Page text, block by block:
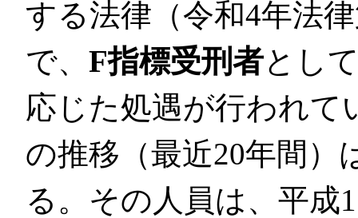
する法律（令和4年法
で、 F指標受刑者とし
応じた処遇が行われて
の推移（最近20年間）
る。その人員は、平成